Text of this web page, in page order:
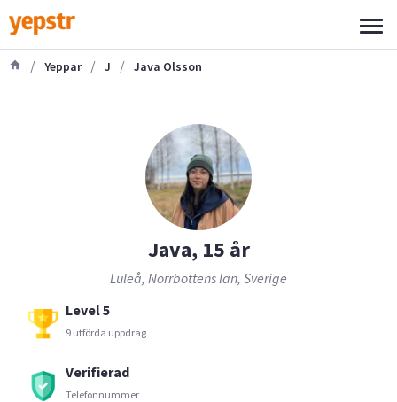
/ Yeppar / J / Java Olsson
Java, 15 år
Luleå, Norrbottens län, Sverige
Level 5
9 utförda uppdrag
Verifierad
Telefonnummer